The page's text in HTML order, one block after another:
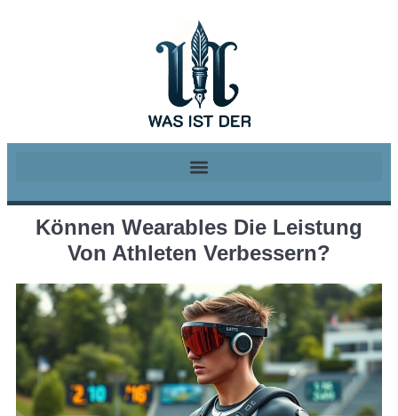
Können Wearables Die Leistung
Von Athleten Verbessern?